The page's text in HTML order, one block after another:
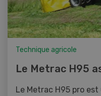
Technique agricole
Le Metrac H95
Le Metrac H95 pro